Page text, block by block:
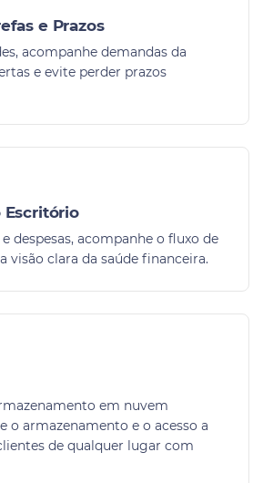
e Prazos
acompanhe demandas da
e evite perder prazos
Escritório
despesas, acompanhe o fluxo de
visão clara da saúde financeira.
em nuvem
o armazenamento e o acesso a
de qualquer lugar com